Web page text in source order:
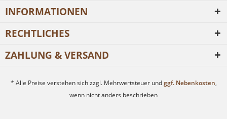
INFORMATIONEN
RECHTLICHES
ZAHLUNG & VERSAND
* Alle Preise verstehen sich zzgl. Mehrwertsteuer undggf. Nebenkosten,
wenn nicht anders beschrieben